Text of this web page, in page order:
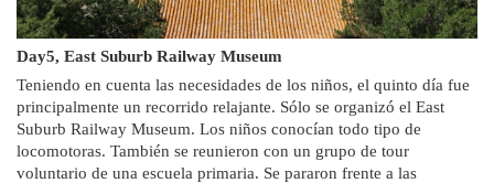
Day5, East Suburb Railway Museum
Teniendo en cuenta las necesidades de los niños, el quinto día fue
principalmente un recorrido relajante. Sólo se organizó el East
Suburb Railway Museum. Los niños conocían todo tipo de
locomotoras. También se reunieron con un grupo de tour
voluntario de una escuela primaria. Se pararon frente a las